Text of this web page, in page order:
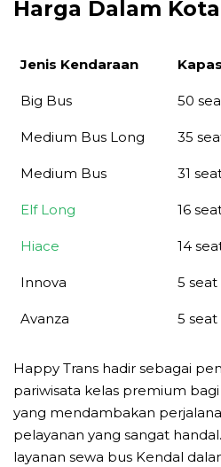
Harga Dalam Kota
Jenis Kendaraan
Jenis Kendaraan
Big Bus 50
Medium Bus Long 35
Medium Bus 31
Elf Long 16
Hiace 14
Innova 5 seat
Avanza 5 seat
Happy Trans hadir sebagai
pariwisata kelas premium
yang mendambakan
pelayanan yang sangat
layanan sewa bus Kendal